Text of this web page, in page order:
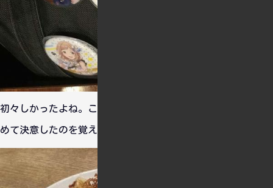
初々しかったよね。この時に凛世をメインに推していこうと改
めて決意したのを覚えています。